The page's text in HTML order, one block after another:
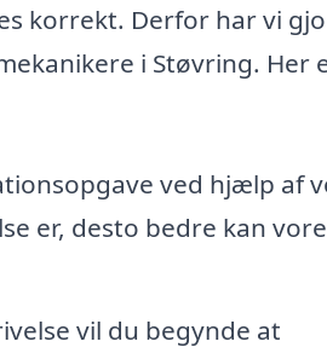
korrekt. Derfor har vi
i Støvring. Her
ved hjælp af
er, desto bedre kan
vil du begynde at